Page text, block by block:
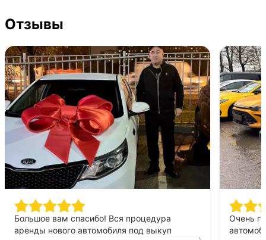
Отзывы
Большое вам спасибо! Вся процедура
аренды нового автомобиля под выкуп
Очень